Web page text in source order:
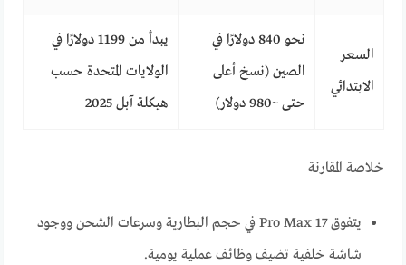
السعر
الابتدائي
نحو 840 دولارًا في
الصين (نسخ أعلى
حتى ~980 دولار)
يبدأ من 1199 دولارًا في
الولايات المتحدة حسب
هيكلة آبل 2025
خلاصة المقارنة
يتفوق 17 Pro Max في حجم البطارية وسرعات الشحن ووجود
شاشة خلفية تضيف وظائف عملية يومية.